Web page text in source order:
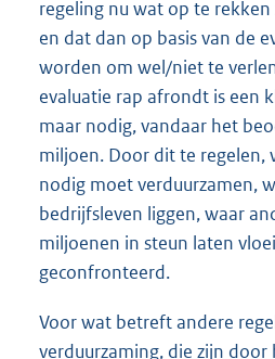
regeling nu wat op te
en dat dan op basis van de
worden om wel/niet te
evaluatie rap afrondt is een
maar nodig, vandaar het
miljoen. Door dit te regelen,
nodig moet verduurzamen,
bedrijfsleven liggen, waar
miljoenen in steun laten
geconfronteerd.
Voor wat betreft andere
verduurzaming, die zijn